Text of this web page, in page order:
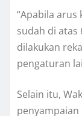
“Apabila arus
sudah di atas
dilakukan
pengaturan
Selain itu,